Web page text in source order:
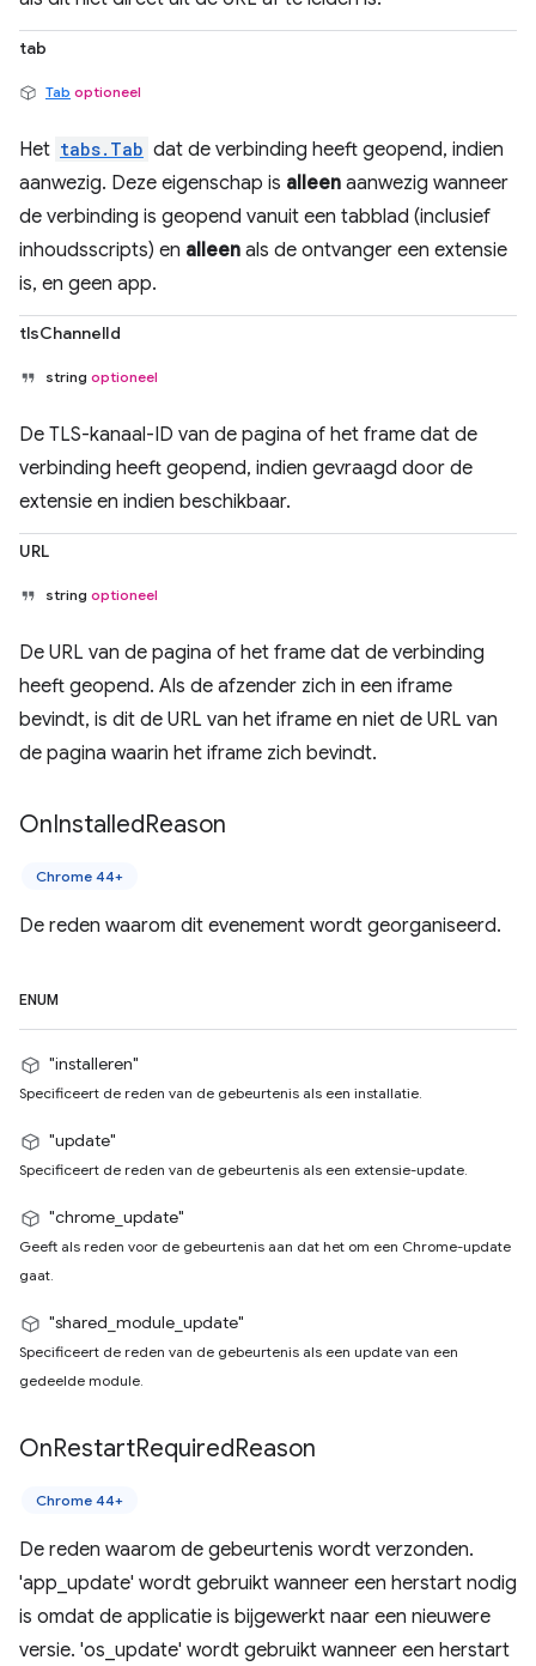
tab
Tab optioneel
Het tabs.Tab dat de verbinding heeft geopend, indien
aanwezig. Deze eigenschap is alleen aanwezig wanneer
de verbinding is geopend vanuit een tabblad (inclusief
inhoudsscripts) en alleen als de ontvanger een extensie
is, en geen app.
tlsChannelId
string optioneel
De TLS-kanaal-ID van de pagina of het frame dat de
verbinding heeft geopend, indien gevraagd door de
extensie en indien beschikbaar.
URL
string optioneel
De URL van de pagina of het frame dat de verbinding
heeft geopend. Als de afzender zich in een iframe
bevindt, is dit de URL van het iframe en niet de URL van
de pagina waarin het iframe zich bevindt.
OnInstalledReason
Chrome 44+
De reden waarom dit evenement wordt georganiseerd.
ENUM
"installeren"
Specificeert de reden van de gebeurtenis als een installatie.
"update"
Specificeert de reden van de gebeurtenis als een extensie-update.
"chrome_update"
Geeft als reden voor de gebeurtenis aan dat het om een ​​Chrome-update
gaat.
"shared_module_update"
Specificeert de reden van de gebeurtenis als een update van een
gedeelde module.
OnRestartRequiredReason
Chrome 44+
De reden waarom de gebeurtenis wordt verzonden.
'app_update' wordt gebruikt wanneer een herstart nodig
is omdat de applicatie is bijgewerkt naar een nieuwere
versie. 'os_update' wordt gebruikt wanneer een herstart